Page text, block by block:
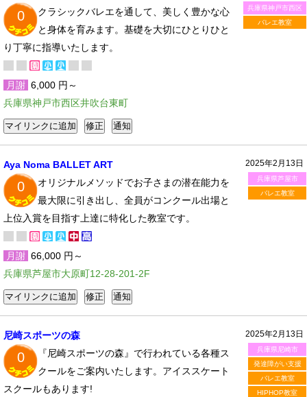
兵庫県神戸市西区
バレエ教室
0
クラシックバレエを通して、美しく豊かな心
と身体を育みます。基礎を大切にひとりひと
り丁寧に指導いたします。
月謝 6,000 円～
兵庫県神戸市西区井吹台東町
2025年2月13日
兵庫県芦屋市
バレエ教室
Aya Noma BALLET ART
0
オリジナルメソッドでお子さまの潜在能力を
最大限に引き出し、全員がコンクール出場と
上位入賞を目指す上達に特化した教室です。
月謝 66,000 円～
兵庫県芦屋市大原町12-28-201-2F
2025年2月13日
兵庫県尼崎市
発達障がい支援
バレエ教室
HIPHOP教室
尼崎スポーツの森
0
『尼崎スポーツの森』で行われている各種ス
クールをご案内いたします。アイススケート
スクールもあります!